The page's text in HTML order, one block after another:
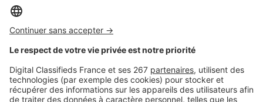
Image
Régions
Gironde : 5 communes où espaces
verts et qualité de vie font la
différence